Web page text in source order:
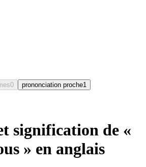
0 prononciation proche1
signification de «
» en anglais